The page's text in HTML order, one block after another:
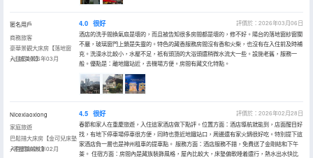
匿名用戶
商務旅客
豪華景觀大床房【落地窗
+山城美景】
入住於2026年03月
4.0 很好
評價於：2026年03月06日
酒店的洗手間換氣扇是壞的，而且被告知很多房間都是壞的，修不好。陽台的落地窗紗窗關
不嚴，玻璃窗門上鎖是失靈的。特色的藏香服務房間沒有香和火柴，也沒有在入住前及時補
充。洗澡水比較小，水壓不足，衹有頭頂的大浴頭還稍微水流大一些。設施老舊，服務一
般。優點是：離地鐵站近，去機場方便。房間有藏文化特點。
Nicexiaoxiong
家庭旅遊
巴鬆措大床房【金可兒床墊
+零壓鵝絨枕】
入住於2026年02月
4.5 很好
評價於：2026年02月28日
春節和家人在重慶旅遊，入住這家酒店做下點評。位置方面：酒店導航就能到，店面醒目好
找，有地下停車場停車很方便，同時也靠近地鐵站口，周邊還有家火鍋很好吃。特別提下這
家酒店負一層也是神州租車的提車點。 服務方面：酒店服務不錯，免費送了金剛結和下午
茶。 住宿方面：房間內是藏族裝飾風格，屋內比較大，床墊偏軟睡着還行，熱水出水快比